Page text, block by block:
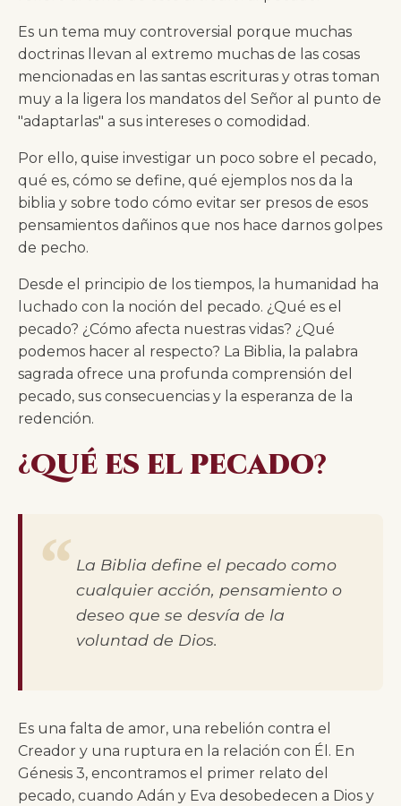
Es un tema muy controversial porque muchas
doctrinas llevan al extremo muchas de las cosas
mencionadas en las santas escrituras y otras toman
muy a la ligera los mandatos del Señor al punto de
"adaptarlas" a sus intereses o comodidad.
Por ello, quise investigar un poco sobre el pecado,
qué es, cómo se define, qué ejemplos nos da la
biblia y sobre todo cómo evitar ser presos de esos
pensamientos dañinos que nos hace darnos golpes
de pecho.
Desde el principio de los tiempos, la humanidad ha
luchado con la noción del pecado. ¿Qué es el
pecado? ¿Cómo afecta nuestras vidas? ¿Qué
podemos hacer al respecto? La Biblia, la palabra
sagrada ofrece una profunda comprensión del
pecado, sus consecuencias y la esperanza de la
redención.
¿Qué es el pecado?
La Biblia define el pecado como
cualquier acción, pensamiento o
deseo que se desvía de la
voluntad de Dios.
Es una falta de amor, una rebelión contra el
Creador y una ruptura en la relación con Él. En
Génesis 3, encontramos el primer relato del
pecado, cuando Adán y Eva desobedecen a Dios y